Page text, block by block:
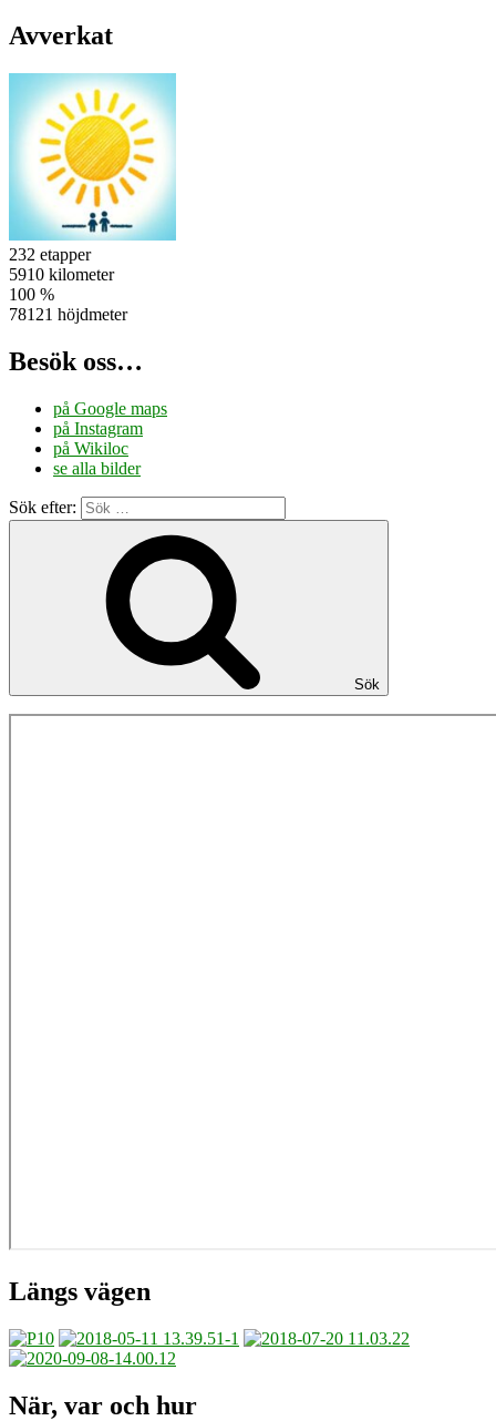
Avverkat
232 etapper
5910 kilometer
100 %
78121 höjdmeter
Besök oss…
på Google maps
på Instagram
på Wikiloc
se alla bilder
Sök efter:
Sök
Längs vägen
När, var och hur